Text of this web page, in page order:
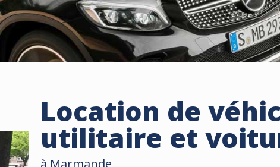
Location de
utilitaire et
à Marmande